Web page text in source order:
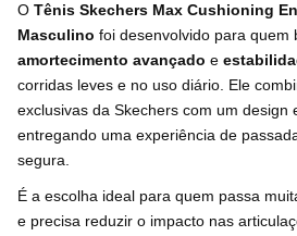
O Tênis Skechers Max Cushioning
Masculino foi desenvolvido para quem
amortecimento avançado e
corridas leves e no uso diário. Ele
exclusivas da Skechers com um design
entregando uma experiência de
segura.
É a escolha ideal para quem passa
e precisa reduzir o impacto nas